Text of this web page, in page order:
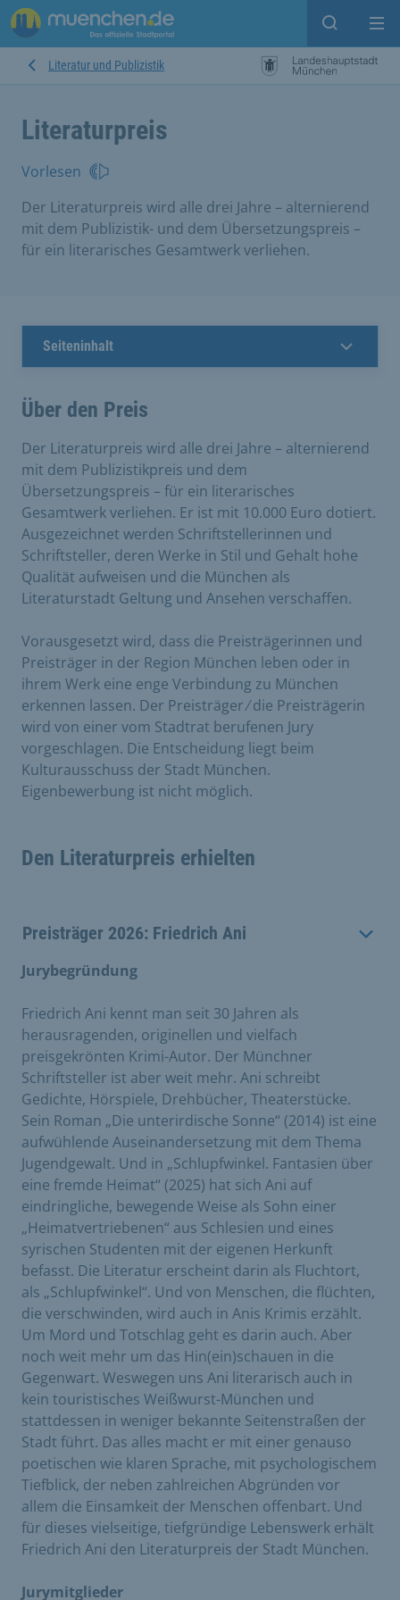
Suche
Literatur und Publizistik
Literaturpreis
Vorlesen
Der Literaturpreis wird alle drei Jahre – alternierend
mit dem Publizistik- und dem Übersetzungspreis –
für ein literarisches Gesamtwerk verliehen.
Seiteninhalt
Über den Preis
Der Literaturpreis wird alle drei Jahre – alternierend
mit dem Publizistikpreis und dem
Übersetzungspreis – für ein literarisches
Gesamtwerk verliehen. Er ist mit 10.000 Euro dotiert.
Ausgezeichnet werden Schriftstellerinnen und
Schriftsteller, deren Werke in Stil und Gehalt hohe
Qualität aufweisen und die München als
Literaturstadt Geltung und Ansehen verschaffen.
Vorausgesetzt wird, dass die Preisträgerinnen und
Preisträger in der Region München leben oder in
ihrem Werk eine enge Verbindung zu München
erkennen lassen. Der Preisträger ⁄ die Preisträgerin
wird von einer vom Stadtrat berufenen Jury
vorgeschlagen. Die Entscheidung liegt beim
Kulturausschuss der Stadt München.
Eigenbewerbung ist nicht möglich.
Den Literaturpreis erhielten
Preisträger 2026: Friedrich Ani
Jurybegründung
Friedrich Ani kennt man seit 30 Jahren als
herausragenden, originellen und vielfach
preisgekrönten Krimi-Autor. Der Münchner
Schriftsteller ist aber weit mehr. Ani schreibt
Gedichte, Hörspiele, Drehbücher, Theaterstücke.
Sein Roman „Die unterirdische Sonne“ (2014) ist eine
aufwühlende Auseinandersetzung mit dem Thema
Jugendgewalt. Und in „Schlupfwinkel. Fantasien über
eine fremde Heimat“ (2025) hat sich Ani auf
eindringliche, bewegende Weise als Sohn einer
„Heimatvertriebenen“ aus Schlesien und eines
syrischen Studenten mit der eigenen Herkunft
befasst. Die Literatur erscheint darin als Fluchtort,
als „Schlupfwinkel“. Und von Menschen, die flüchten,
die verschwinden, wird auch in Anis Krimis erzählt.
Um Mord und Totschlag geht es darin auch. Aber
noch weit mehr um das Hin(ein)schauen in die
Gegenwart. Weswegen uns Ani literarisch auch in
kein touristisches Weißwurst-München und
stattdessen in weniger bekannte Seitenstraßen der
Stadt führt. Das alles macht er mit einer genauso
poetischen wie klaren Sprache, mit psychologischem
Tiefblick, der neben zahlreichen Abgründen vor
allem die Einsamkeit der Menschen offenbart. Und
für dieses vielseitige, tiefgründige Lebenswerk erhält
Friedrich Ani den Literaturpreis der Stadt München.
Jurymitglieder